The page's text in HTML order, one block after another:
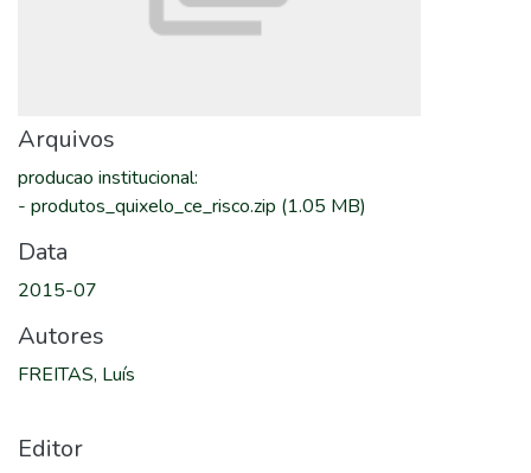
Arquivos
producao institucional:
- produtos_quixelo_ce_risco.zip (1.05 MB)
Data
2015-07
Autores
FREITAS, Luís
Editor